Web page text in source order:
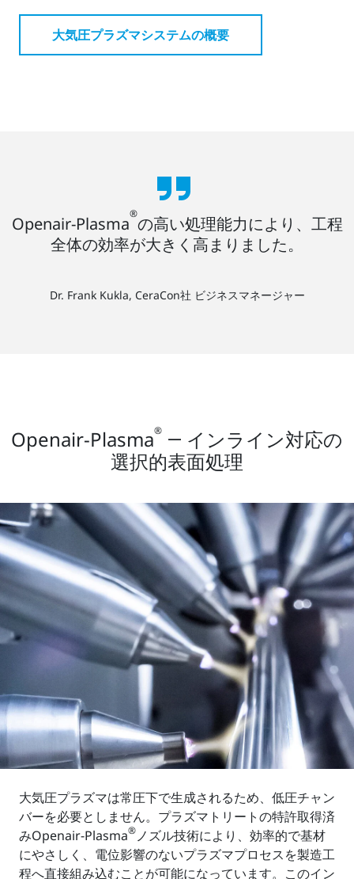
大気圧プラズマシステムの概要
Openair-Plasma®の高い処理能力により、工程
全体の効率が大きく高まりました。
Dr. Frank Kukla, CeraCon社 ビジネスマネージャー
Openair-Plasma® ― インライン対応の
選択的表面処理
大気圧プラズマは常圧下で生成されるため、低圧チャン
バーを必要としません。プラズマトリートの特許取得済
みOpenair-Plasma®ノズル技術により、効率的で基材
にやさしく、電位影響のないプラズマプロセスを製造工
程へ直接組み込むことが可能になっています。このイン